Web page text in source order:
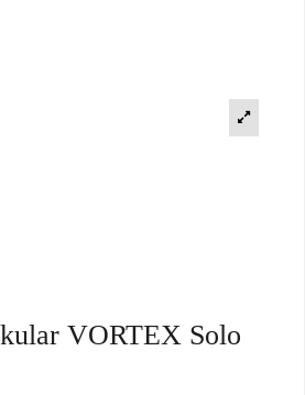
VORTEX Solo